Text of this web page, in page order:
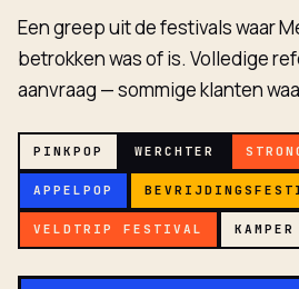
Een greep uit de festivals waar
betrokken was of is. Volledige
aanvraag — sommige klanten
PINKPOP WERCHTER
APPELPOP
VELDTRIP FESTIVAL